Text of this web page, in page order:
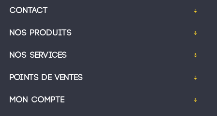
Contact
Nos produits
Nos services
Points de ventes
Mon compte